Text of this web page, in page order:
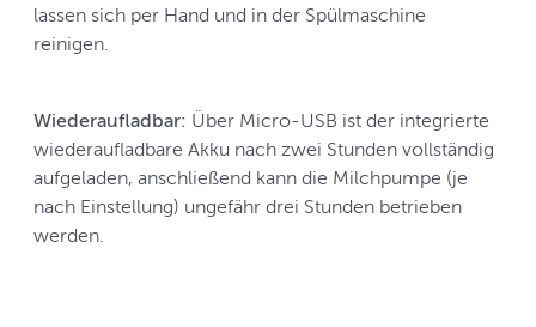
lassen sich per Hand und in der Spülmaschine
reinigen.
Wiederaufladbar: Über Micro-USB ist der integrierte
wiederaufladbare Akku nach zwei Stunden vollständig
aufgeladen, anschließend kann die Milchpumpe (je
nach Einstellung) ungefähr drei Stunden betrieben
werden.